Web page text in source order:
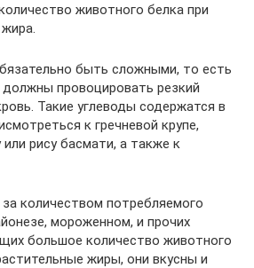
животного белка при
быть сложными, то есть
провоцировать резкий
Такие углеводы содержатся в
к гречневой крупе,
рису басмати, а также к
количеством потребляемого
мороженном, и прочих
большое количество животного
жиры, они вкусны и